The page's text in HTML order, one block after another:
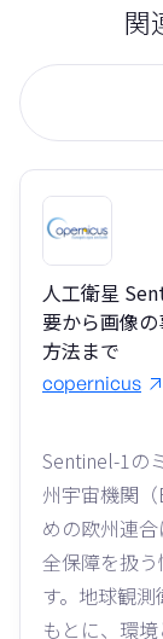
関
人工衛星
要から画像
方法まで
copernicus
Sentinel-1の
州宇宙機関
めの欧州連
全保障を扱
す。地球観
もとに、環